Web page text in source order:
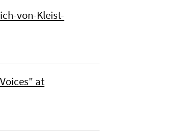
von-Kleist-
at